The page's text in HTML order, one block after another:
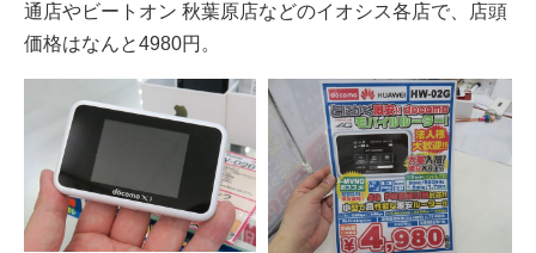
通店やビートオン 秋葉原店などのイオシス各店で、店頭
価格はなんと4980円。